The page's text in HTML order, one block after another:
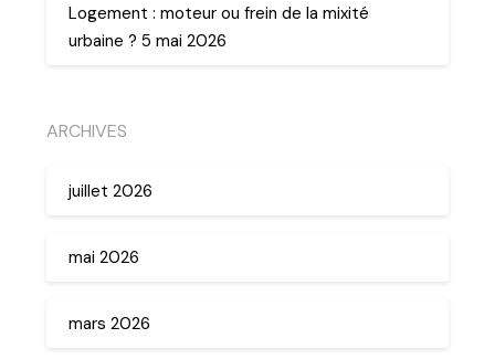
Logement : moteur ou frein de la mixité
urbaine ? 5 mai 2026
ARCHIVES
juillet 2026
mai 2026
mars 2026